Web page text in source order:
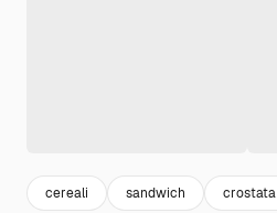
cereali sandwich crostata